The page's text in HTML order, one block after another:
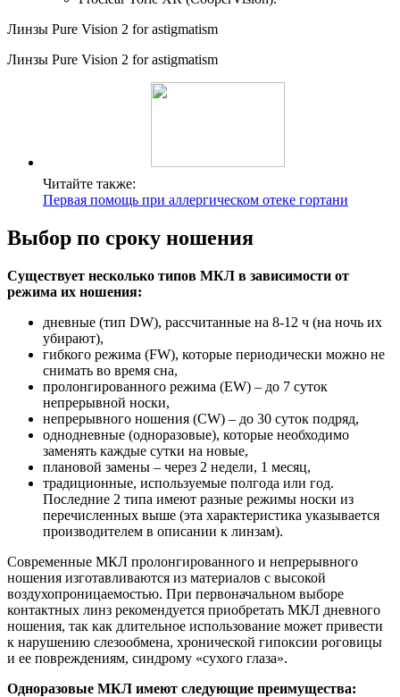
Линзы Pure Vision 2 for astigmatism
Линзы Pure Vision 2 for astigmatism
Читайте также:
Первая помощь при аллергическом отеке гортани
Выбор по сроку ношения
Существует несколько типов МКЛ в зависимости от
режима их ношения:
дневные (тип DW), рассчитанные на 8-12 ч (на ночь их
убирают),
гибкого режима (FW), которые периодически можно не
снимать во время сна,
пролонгированного режима (EW) – до 7 суток
непрерывной носки,
непрерывного ношения (CW) – до 30 суток подряд,
однодневные (одноразовые), которые необходимо
заменять каждые сутки на новые,
плановой замены – через 2 недели, 1 месяц,
традиционные, используемые полгода или год.
Последние 2 типа имеют разные режимы носки из
перечисленных выше (эта характеристика указывается
производителем в описании к линзам).
Современные МКЛ пролонгированного и непрерывного
ношения изготавливаются из материалов с высокой
воздухопроницаемостью. При первоначальном выборе
контактных линз рекомендуется приобретать МКЛ дневного
ношения, так как длительное использование может привести
к нарушению слезообмена, хронической гипоксии роговицы
и ее повреждениям, синдрому «сухого глаза».
Одноразовые МКЛ имеют следующие преимущества: